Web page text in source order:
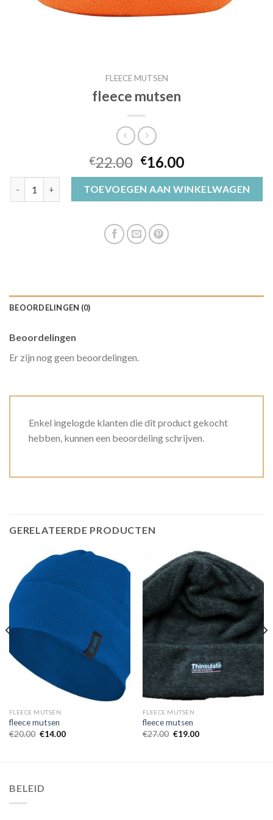
FLEECE MUTSEN
fleece mutsen
€22.00 €16.00
fleece mutsen aantalTOEVOEGEN AAN WINKELWAGEN
BEOORDELINGEN (0)
Beoordelingen
Er zijn nog geen beoordelingen.
Enkel ingelogde klanten die dit product gekocht
hebben, kunnen een beoordeling schrijven.
GERELATEERDE PRODUCTEN
FLEECE MUTSEN
fleece mutsen
€20.00 €14.00
FLEECE MUTSEN
fleece mutsen
€27.00 €19.00
BELEID